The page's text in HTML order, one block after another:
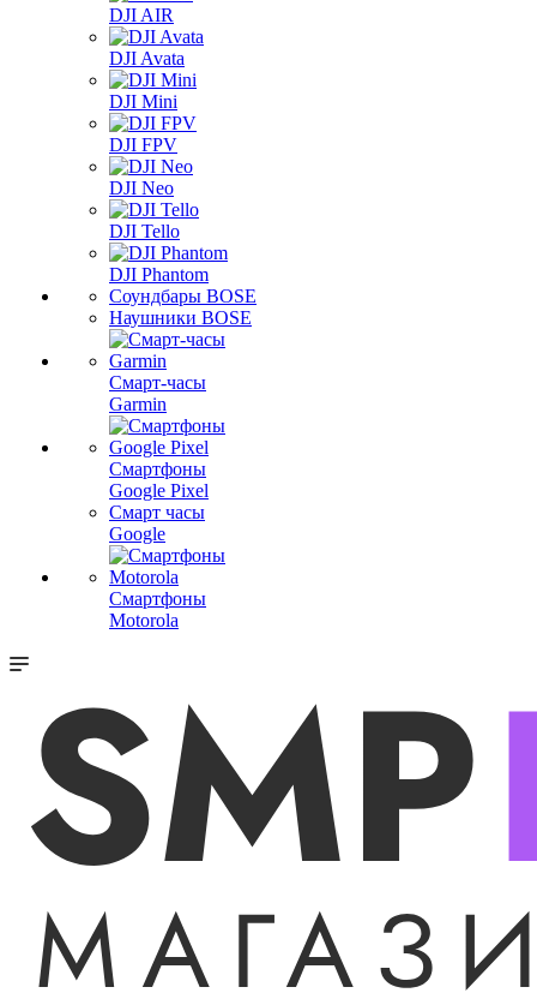
DJI AIR
DJI Avata
DJI Mini
DJI FPV
DJI Neo
DJI Tello
DJI Phantom
Соундбары BOSE
Наушники BOSE
Смарт-часы
Garmin
Смартфоны
Google Pixel
Смарт часы
Google
Смартфоны
Motorola